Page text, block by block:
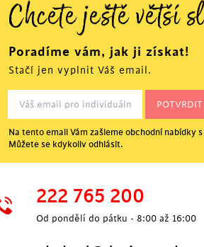
Chcete ještě větší
Poradíme vám, jak ji získat!
Stačí jen vyplnit Váš email.
Na tento email Vám zašleme obchodní nabídky
Můžete se kdykoliv odhlásit.
222 765 200
Od pondělí do pátku - 8:00 až 16:00